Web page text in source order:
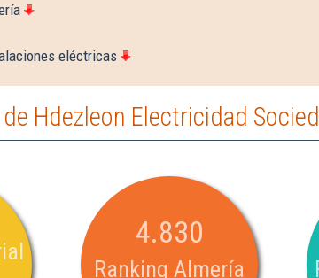
eléctricas
Hdezleon Electricidad
4.830
Ranking Almería